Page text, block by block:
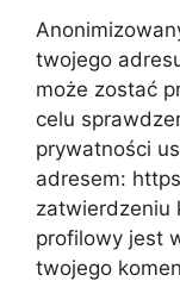
twojego
może zostać
celu
prywatności
adresem:
zatwierdzeniu
profilowy jest
twojego